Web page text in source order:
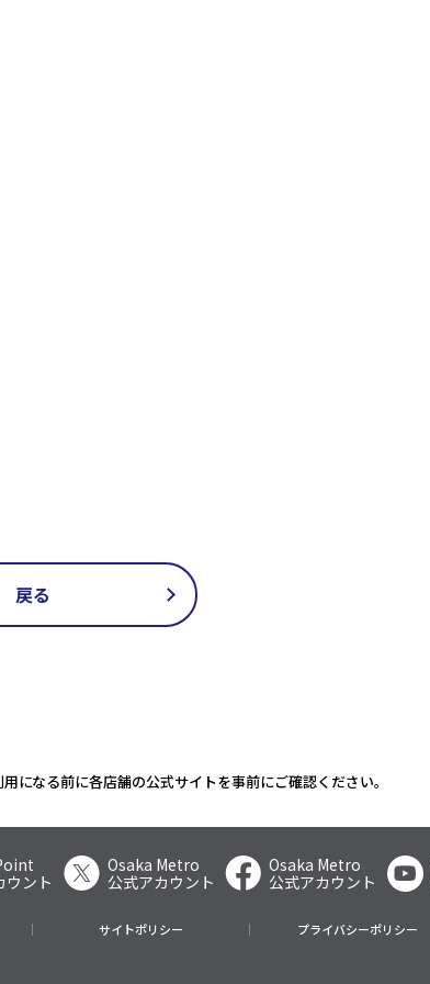
戻る
になる前に各店舗の公式サイトを事前にご確認ください。
ウント
Osaka Metro
公式アカウント
Osaka Metro
公式アカウント
サイトポリシー プライバシーポリシー